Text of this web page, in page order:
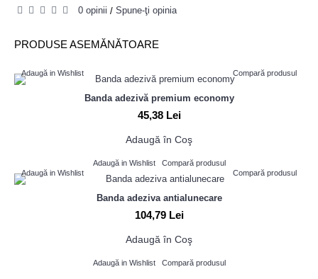
0 opinii / Spune-ţi opinia
PRODUSE ASEMĂNĂTOARE
Adaugă in Wishlist Compară produsul
Banda adezivă premium economy
45,38 Lei
Adaugă în Coş
Adaugă in Wishlist
Compară produsul
Adaugă in Wishlist
Compară produsul
Banda adeziva antialunecare
104,79 Lei
Adaugă în Coş
Adaugă in Wishlist Compară produsul